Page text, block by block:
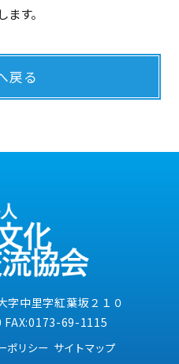
す。
戻る
字中里字紅葉坂２１０
69-1115
ポリシー サイトマップ